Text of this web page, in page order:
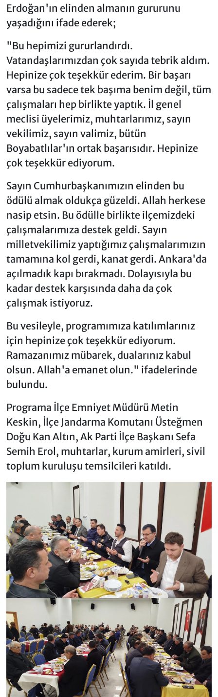
Erdoğan'ın elinden almanın gururunu
yaşadığını ifade ederek;
"Bu hepimizi gururlandırdı.
Vatandaşlarımızdan çok sayıda tebrik aldım.
Hepinize çok teşekkür ederim. Bir başarı
varsa bu sadece tek başıma benim değil, tüm
çalışmaları hep birlikte yaptık. İl genel
meclisi üyelerimiz, muhtarlarımız, sayın
vekilimiz, sayın valimiz, bütün
Boyabatlılar'ın ortak başarısıdır. Hepinize
çok teşekkür ediyorum.
Sayın Cumhurbaşkanımızın elinden bu
ödülü almak oldukça güzeldi. Allah herkese
nasip etsin. Bu ödülle birlikte ilçemizdeki
çalışmalarımıza destek geldi. Sayın
milletvekilimiz yaptığımız çalışmalarımızın
tamamına kol gerdi, kanat gerdi. Ankara'da
açılmadık kapı bırakmadı. Dolayısıyla bu
kadar destek karşısında daha da çok
çalışmak istiyoruz.
Bu vesileyle, programımıza katılımlarınız
için hepinize çok teşekkür ediyorum.
Ramazanımız mübarek, dualarınız kabul
olsun. Allah'a emanet olun." ifadelerinde
bulundu.
Programa İlçe Emniyet Müdürü Metin
Keskin, İlçe Jandarma Komutanı Üsteğmen
Doğu Kan Altın, Ak Parti İlçe Başkanı Sefa
Semih Erol, muhtarlar, kurum amirleri, sivil
toplum kuruluşu temsilcileri katıldı.